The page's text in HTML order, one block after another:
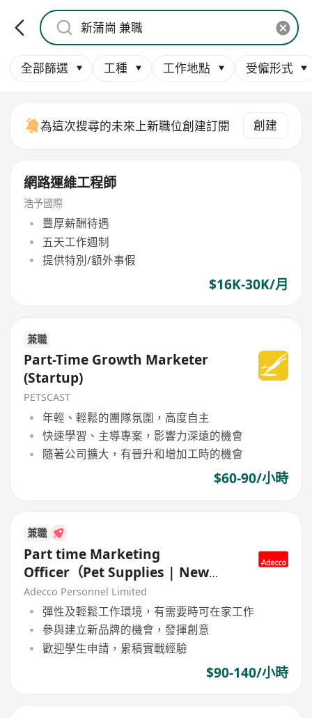
全部篩選 工種 工作地點 受僱形式
為這次搜尋的未來上新職位創建訂閱 創建
網路運維工程師
浩予國際
豐厚薪酬待遇
五天工作週制
提供特別/額外事假
$16K-30K/月
兼職
Part-Time Growth Marketer
(Startup)
PETSCAST
年輕、輕鬆的團隊氛圍，高度自主
快速學習、主導專案，影響力深遠的機會
隨著公司擴大，有晉升和增加工時的機會
$60-90/小時
兼職
Part time Marketing
Officer（Pet Supplies | New
brand）
Adecco Personnel Limited
彈性及輕鬆工作環境，有需要時可在家工作
參與建立新品牌的機會，發揮創意
歡迎學生申請，累積實戰經驗
$90-140/小時